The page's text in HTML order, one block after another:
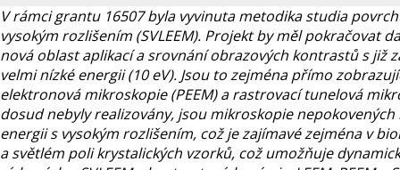
V rámci grantu 16507 byla vyvinuta metodika studia
vysokým rozlišením (SVLEEM). Projekt by měl pokračovat
nová oblast aplikací a srovnání obrazových kontrastů s
velmi nízké energii (10 eV). Jsou to zejména přímo
elektronová mikroskopie (PEEM) a rastrovací tunelová
dosud nebyly realizovány, jsou mikroskopie
energii s vysokým rozlišením, což je zajímavé zejména v
a světlém poli krystalických vzorků, což umožňuje